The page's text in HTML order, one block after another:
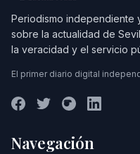
Periodismo independiente
sobre la actualidad de
la veracidad y el servicio
El primer diario digital
Navegación